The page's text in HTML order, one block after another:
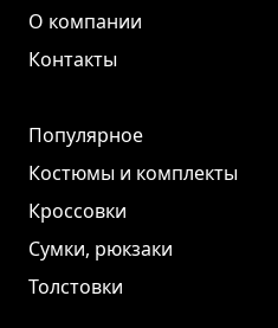
О компании
Контакты
Популярное
Костюмы и комплекты
Кроссовки
Сумки, рюкзаки
Толстовки